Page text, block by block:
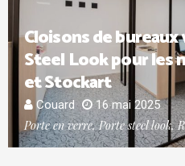
Cloisons de
Steel Look pour les
et Stockart
Couard 16 mai 2025
Porte en verre, Porte steel look,